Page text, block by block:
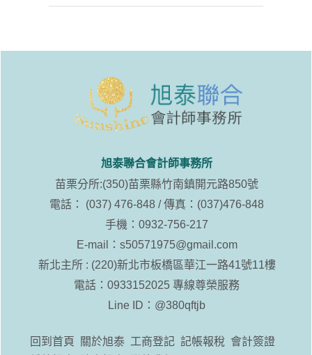
旭泰聯合會計師事務所
苗栗分所:(350)苗栗縣竹南鎮開元路850號
電話： (037) 476-848 / 傳真：(037)476-848
手機：0932-756-217
E-mail： s50571975@gmail.com
新北主所 : (220)新北市板橋區華江一路41號11樓
電話：0933152025 專線尊榮服務
Line ID： @380qftjb
回到首頁 關於旭泰 工商登記 記帳報稅 會計簽證